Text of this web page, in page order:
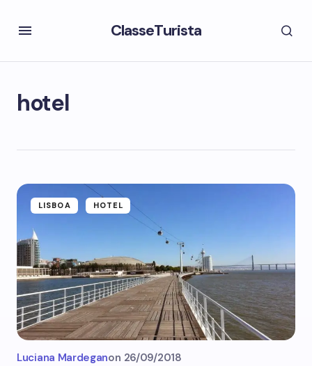
ClasseTurista
hotel
LISBOA HOTEL
Luciana Mardeganon 26/09/2018